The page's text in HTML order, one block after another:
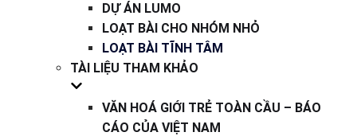
DỰ ÁN LUMO
LOẠT BÀI CHO NHÓM NHỎ
LOẠT BÀI TĨNH TÂM
TÀI LIỆU THAM KHẢO
VĂN HOÁ GIỚI TRẺ TOÀN CẦU – BÁO
CÁO CỦA VIỆT NAM